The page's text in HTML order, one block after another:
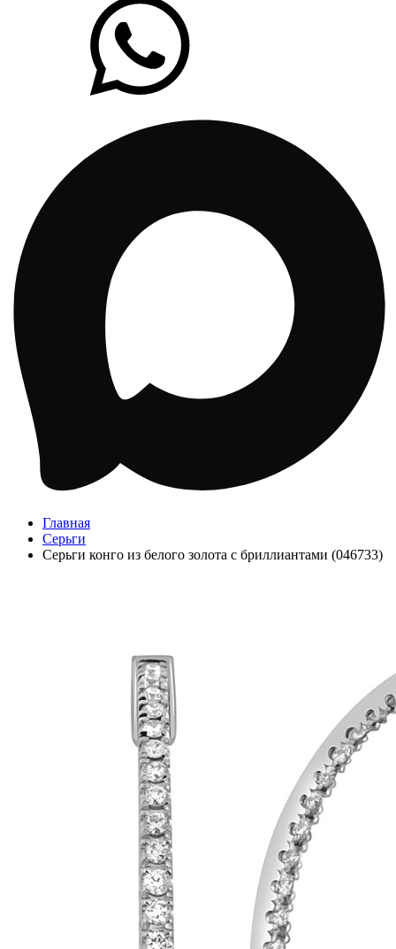
Главная
Серьги
Серьги конго из белого золота с бриллиантами (046733)